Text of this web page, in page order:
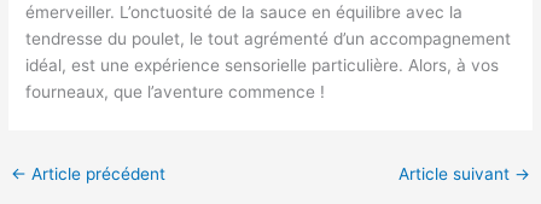
émerveiller. L’onctuosité de la sauce en équilibre avec la
tendresse du poulet, le tout agrémenté d’un accompagnement
idéal, est une expérience sensorielle particulière. Alors, à vos
fourneaux, que l’aventure commence !
← Article précédent Article suivant →